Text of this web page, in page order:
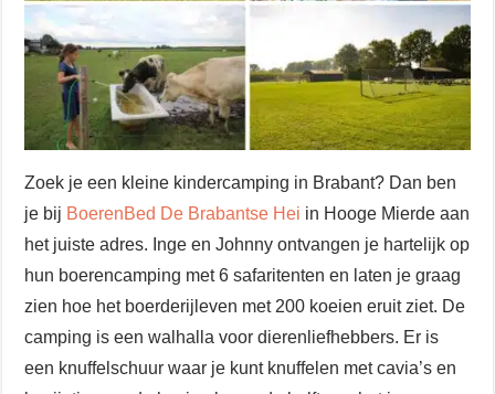
Zoek je een kleine kindercamping in Brabant? Dan ben
je bij BoerenBed De Brabantse Hei in Hooge Mierde aan
het juiste adres. Inge en Johnny ontvangen je hartelijk op
hun boerencamping met 6 safaritenten en laten je graag
zien hoe het boerderijleven met 200 koeien eruit ziet. De
camping is een walhalla voor dierenliefhebbers. Er is
een knuffelschuur waar je kunt knuffelen met cavia’s en